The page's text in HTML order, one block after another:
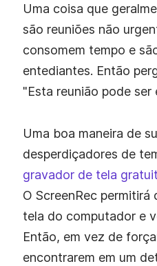
Uma coisa que
são reuniões não
consomem tempo e
entediantes. Então
"Esta reunião pode ser
Uma boa maneira de
desperdiçadores de
gravador de tela
O ScreenRec permitirá
tela do computador e
Então, em vez de
encontrarem em um